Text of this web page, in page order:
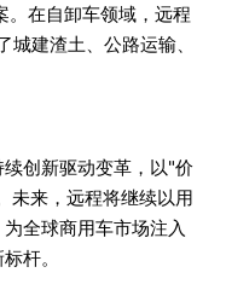
。在自卸车领域，远程
建渣土、公路运输、
创新驱动变革，以"价
未来，远程将继续以用
全球商用车市场注入
杆。